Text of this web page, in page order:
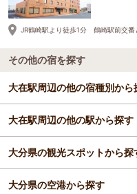
JR鶴崎駅より徒歩1分 鶴崎駅前交
その他の宿を探す
大在駅周辺の他の宿種別から
ビジネスホテル
格安ホテル
大在駅周辺の他の駅から探す
大分駅
鶴崎駅
大分県の観光スポットから探
サンリオキャラクターパ
大分県の空港から探す